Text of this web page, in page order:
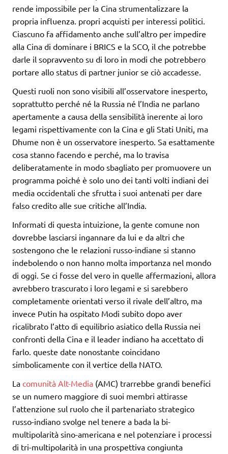
rende impossibile per la Cina strumentalizzare la
propria influenza. propri acquisti per interessi politici.
Ciascuno fa affidamento anche sull’altro per impedire
alla Cina di dominare i BRICS e la SCO, il che potrebbe
darle il sopravvento su di loro in modi che potrebbero
portare allo status di partner junior se ciò accadesse.
Questi ruoli non sono visibili all’osservatore inesperto,
soprattutto perché né la Russia né l’India ne parlano
apertamente a causa della sensibilità inerente ai loro
legami rispettivamente con la Cina e gli Stati Uniti, ma
Dhume non è un osservatore inesperto. Sa esattamente
cosa stanno facendo e perché, ma lo travisa
deliberatamente in modo sbagliato per promuovere un
programma poiché è solo uno dei tanti volti indiani dei
media occidentali che sfrutta i suoi antenati per dare
falso credito alle sue critiche all’India.
Informati di questa intuizione, la gente comune non
dovrebbe lasciarsi ingannare da lui e da altri che
sostengono che le relazioni russo-indiane si stanno
indebolendo o non hanno molta importanza nel mondo
di oggi. Se ci fosse del vero in quelle affermazioni, allora
avrebbero trascurato i loro legami e si sarebbero
completamente orientati verso il rivale dell’altro, ma
invece Putin ha ospitato Modi subito dopo aver
ricalibrato l’atto di equilibrio asiatico della Russia nei
confronti della Cina e il leader indiano ha accettato di
farlo. queste date nonostante coincidano
simbolicamente con il vertice della NATO.
La comunità Alt-Media (AMC) trarrebbe grandi benefici
se un numero maggiore di suoi membri attirasse
l’attenzione sul ruolo che il partenariato strategico
russo-indiano svolge nel tenere a bada la bi-
multipolarità sino-americana e nel potenziare i processi
di tri-multipolarità in una prospettiva congiunta